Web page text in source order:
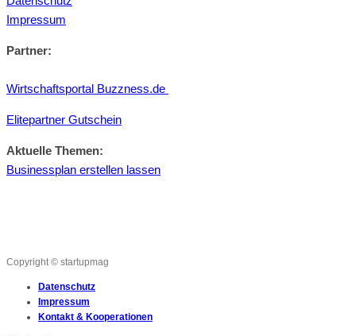
Impressum
Partner:
Wirtschaftsportal Buzzness.de
Elitepartner Gutschein
Aktuelle Themen:
Businessplan erstellen lassen
Copyright © startupmag
Datenschutz
Impressum
Kontakt & Kooperationen